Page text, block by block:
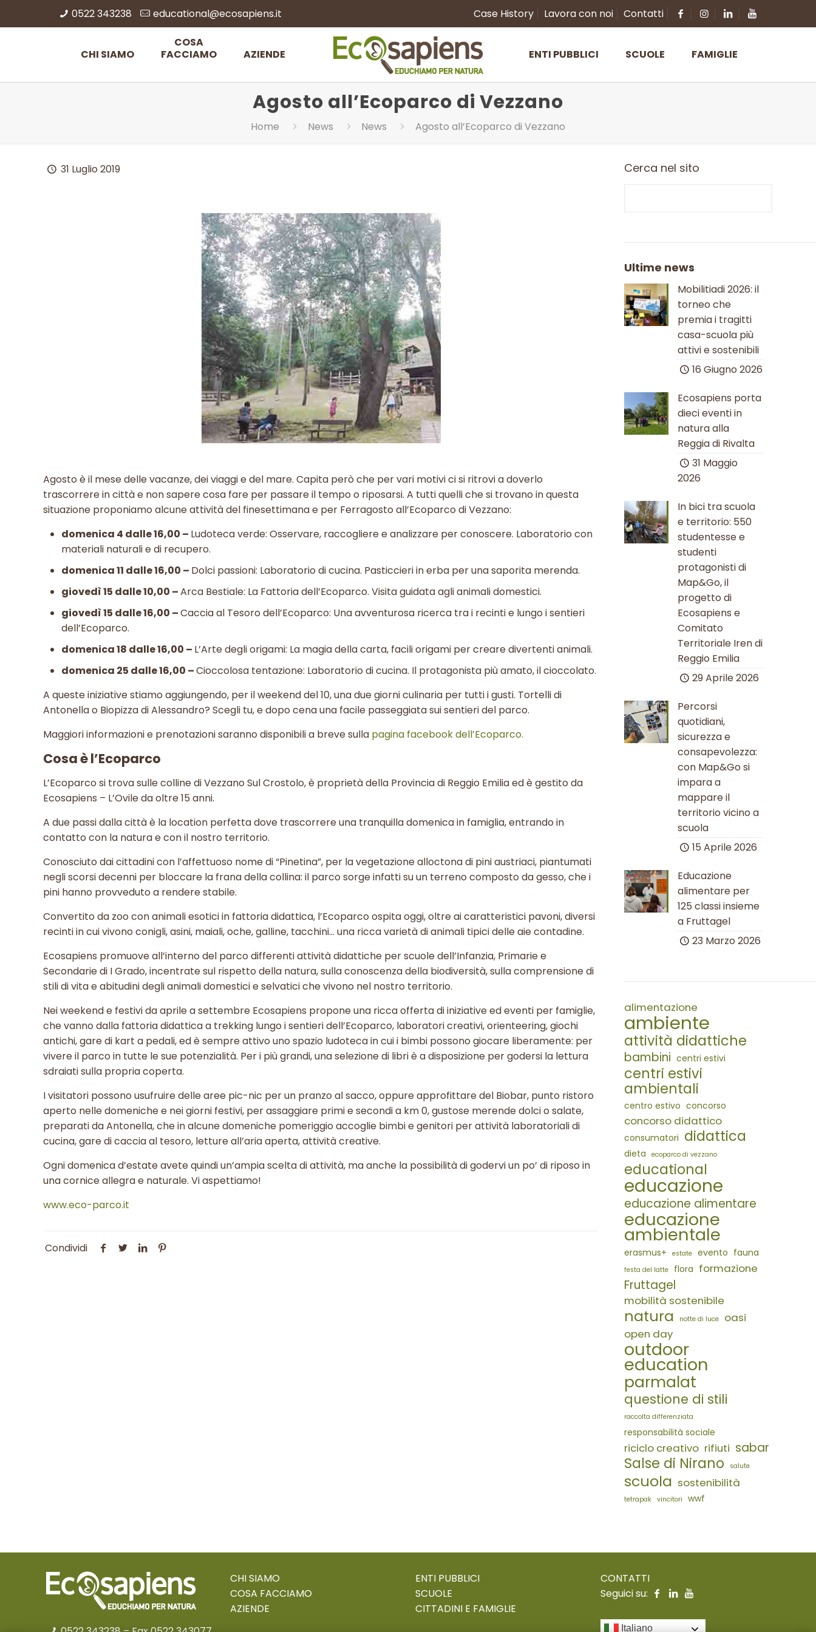
0522 343238 educational@ecosapiens.it Case History Lavora con noi Contatti
CHI SIAMO
COSA
FACCIAMO
AZIENDE ENTI PUBBLICI SCUOLE FAMIGLIE
Agosto all’Ecoparco di Vezzano
Home News News Agosto all’Ecoparco di Vezzano
31 Luglio 2019
Agosto è il mese delle vacanze, dei viaggi e del mare. Capita però che per vari motivi ci si ritrovi a doverlo
trascorrere in città e non sapere cosa fare per passare il tempo o riposarsi. A tutti quelli che si trovano in questa
situazione proponiamo alcune attività del finesettimana e per Ferragosto all’Ecoparco di Vezzano:
domenica 4 dalle 16,00 – Ludoteca verde: Osservare, raccogliere e analizzare per conoscere. Laboratorio con
materiali naturali e di recupero.
domenica 11 dalle 16,00 – Dolci passioni: Laboratorio di cucina. Pasticcieri in erba per una saporita merenda.
giovedì 15 dalle 10,00 –Arca Bestiale: La Fattoria dell’Ecoparco. Visita guidata agli animali domestici.
giovedì 15 dalle 16,00 –Caccia al Tesoro dell’Ecoparco: Una avventurosa ricerca tra i recinti e lungo i sentieri
dell’Ecoparco.
domenica 18 dalle 16,00 – L’Arte degli origami: La magia della carta, facili origami per creare divertenti animali.
domenica 25 dalle 16,00 –Cioccolosa tentazione: Laboratorio di cucina. Il protagonista più amato, il cioccolato.
A queste iniziative stiamo aggiungendo, per il weekend del 10, una due giorni culinaria per tutti i gusti. Tortelli di
Antonella o Biopizza di Alessandro? Scegli tu, e dopo cena una facile passeggiata sui sentieri del parco.
Maggiori informazioni e prenotazioni saranno disponibili a breve sulla pagina facebook dell’Ecoparco.
Cosa è l’Ecoparco
L’Ecoparco si trova sulle colline di Vezzano Sul Crostolo, è proprietà della Provincia di Reggio Emilia ed è gestito da
Ecosapiens – L’Ovile da oltre 15 anni.
A due passi dalla città è la location perfetta dove trascorrere una tranquilla domenica in famiglia, entrando in
contatto con la natura e con il nostro territorio.
Conosciuto dai cittadini con l’affettuoso nome di “Pinetina”, per la vegetazione alloctona di pini austriaci, piantumati
negli scorsi decenni per bloccare la frana della collina: il parco sorge infatti su un terreno composto da gesso, che i
pini hanno provveduto a rendere stabile.
Convertito da zoo con animali esotici in fattoria didattica, l’Ecoparco ospita oggi, oltre ai caratteristici pavoni, diversi
recinti in cui vivono conigli, asini, maiali, oche, galline, tacchini… una ricca varietà di animali tipici delle aie contadine.
Ecosapiens promuove all’interno del parco differenti attività didattiche per scuole dell’Infanzia, Primarie e
Secondarie di I Grado, incentrate sul rispetto della natura, sulla conoscenza della biodiversità, sulla comprensione di
stili di vita e abitudini degli animali domestici e selvatici che vivono nel nostro territorio.
Nei weekend e festivi da aprile a settembre Ecosapiens propone una ricca offerta di iniziative ed eventi per famiglie,
che vanno dalla fattoria didattica a trekking lungo i sentieri dell’Ecoparco, laboratori creativi, orienteering, giochi
antichi, gare di kart a pedali, ed è sempre attivo uno spazio ludoteca in cui i bimbi possono giocare liberamente: per
vivere il parco in tutte le sue potenzialità. Per i più grandi, una selezione di libri è a disposizione per godersi la lettura
sdraiati sulla propria coperta.
I visitatori possono usufruire delle aree pic-nic per un pranzo al sacco, oppure approfittare del Biobar, punto ristoro
aperto nelle domeniche e nei giorni festivi, per assaggiare primi e secondi a km 0, gustose merende dolci o salate,
preparati da Antonella, che in alcune domeniche pomeriggio accoglie bimbi e genitori per attività laboratoriali di
cucina, gare di caccia al tesoro, letture all’aria aperta, attività creative.
Ogni domenica d’estate avete quindi un’ampia scelta di attività, ma anche la possibilità di godervi un po’ di riposo in
una cornice allegra e naturale. Vi aspettiamo!
www.eco-parco.it
Condividi
Cerca nel sito
Ultime news
Mobilitiadi 2026: il
torneo che
premia i tragitti
casa-scuola più
attivi e sostenibili
16 Giugno 2026
Ecosapiens porta
dieci eventi in
natura alla
Reggia di Rivalta
31 Maggio
2026
In bici tra scuola
e territorio: 550
studentesse e
studenti
protagonisti di
Map&Go, il
progetto di
Ecosapiens e
Comitato
Territoriale Iren di
Reggio Emilia
29 Aprile 2026
Percorsi
quotidiani,
sicurezza e
consapevolezza:
con Map&Go si
impara a
mappare il
territorio vicino a
scuola
15 Aprile 2026
Educazione
alimentare per
125 classi insieme
a Fruttagel
23 Marzo 2026
alimentazione
ambiente
attività didattiche
bambini centri estivi
centri estivi
ambientali
centro estivo concorso
concorso didattico
consumatori didattica
dieta ecoparco di vezzano
educational
educazione
educazione alimentare
educazione
ambientale
erasmus+ estate evento fauna
festa del latte flora formazione
Fruttagel
mobilità sostenibile
natura notte di luce
oasi
open day
outdoor
education
parmalat
questione di stili
raccolta differenziata
responsabilità sociale
riciclo creativo rifiuti sabar
Salse di Nirano salute
scuola sostenibilità
tetrapak vincitori wwf
CHI SIAMO
COSA FACCIAMO
AZIENDE
ENTI PUBBLICI
SCUOLE
CITTADINI E FAMIGLIE
CONTATTI
Seguici su:
Italiano